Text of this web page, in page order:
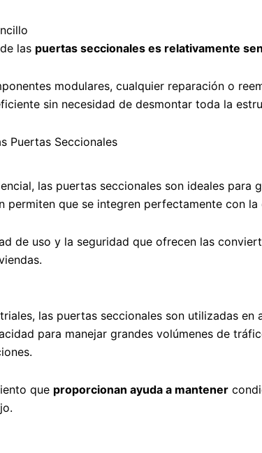
las puertas seccionales es relativamente
modulares, cualquier reparación o
sin necesidad de desmontar toda la
Puertas Seccionales
las puertas seccionales son ideales para
permiten que se integren perfectamente con
de uso y la seguridad que ofrecen las
las puertas seccionales son utilizadas en
para manejar grandes volúmenes de
que proporcionan ayuda a mantener